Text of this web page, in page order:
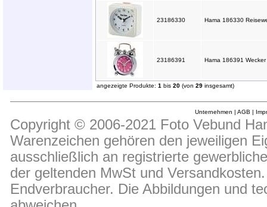
23186330 Hama 186330
23186391 Hama 186391
angezeigte Produkte: 1 bis 20 (von 29 insgesamt)
Unternehmen | AGB |
Copyright © 2006-2021 Foto Vebund
Warenzeichen gehören den jeweiligen
ausschließlich an registrierte
der geltenden MwSt und
Endverbraucher. Die Abbildungen und